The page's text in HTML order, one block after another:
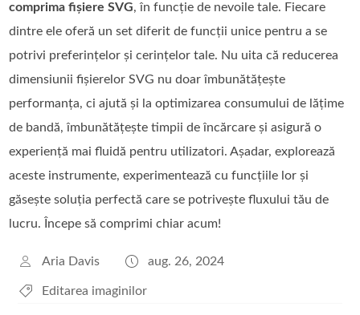
comprima fișiere SVG, în funcție de nevoile tale. Fiecare
dintre ele oferă un set diferit de funcții unice pentru a se
potrivi preferințelor și cerințelor tale. Nu uita că reducerea
dimensiunii fișierelor SVG nu doar îmbunătățește
performanța, ci ajută și la optimizarea consumului de lățime
de bandă, îmbunătățește timpii de încărcare și asigură o
experiență mai fluidă pentru utilizatori. Așadar, explorează
aceste instrumente, experimentează cu funcțiile lor și
găsește soluția perfectă care se potrivește fluxului tău de
lucru. Începe să comprimi chiar acum!
Aria Davis aug. 26, 2024
Editarea imaginilor